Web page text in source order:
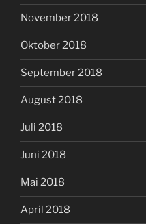
November 2018
Oktober 2018
September 2018
August 2018
Juli 2018
Juni 2018
Mai 2018
April 2018